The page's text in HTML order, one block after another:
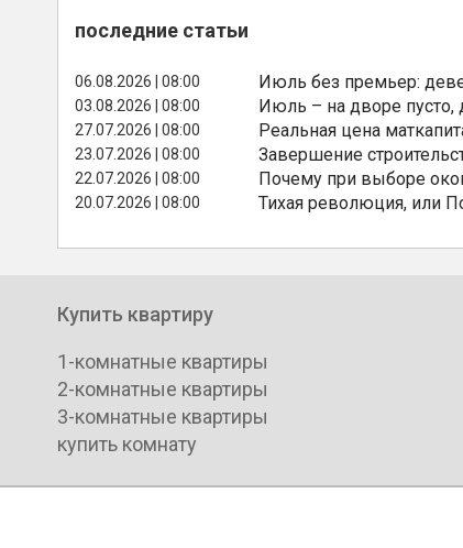
последние статьи
06.08.2026 | 08:00 Июль без премьер:
03.08.2026 | 08:00 Июль – на дворе пусто,
27.07.2026 | 08:00 Реальная цена
23.07.2026 | 08:00 Завершение
22.07.2026 | 08:00 Почему при выборе
20.07.2026 | 08:00 Тихая революция, или
Купить квартиру
1-комнатные квартиры
2-комнатные квартиры
3-комнатные квартиры
купить комнату